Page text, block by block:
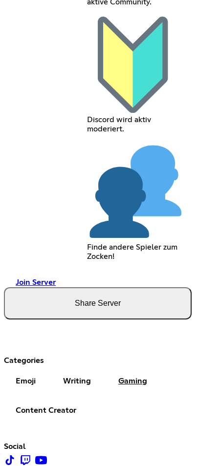
aktive Community.
Discord wird aktiv
moderiert.
Finde andere Spieler zum
Zocken!
Join Server
Share Server
Categories
Emoji Writing Gaming
Content Creator
Social